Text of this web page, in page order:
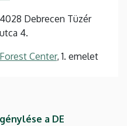
4028 Debrecen Tüzér
utca 4.
Forest Center, 1. emelet
a DE